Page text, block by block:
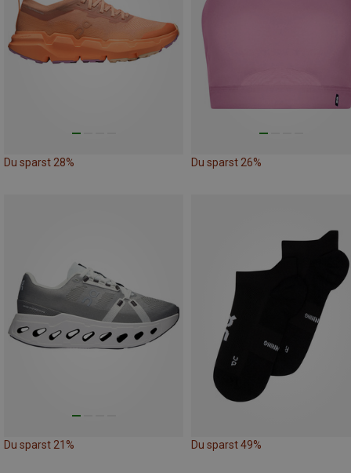
Du sparst 28% Du sparst 26%
Du sparst 21% Du sparst 49%